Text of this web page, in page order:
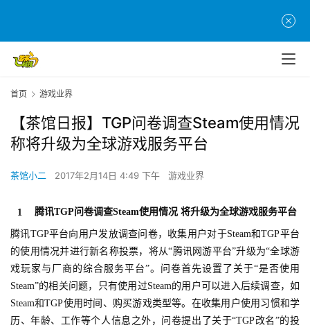
首页 游戏业界
【茶馆日报】TGP问卷调查Steam使用情况
称将升级为全球游戏服务平台
茶馆小二 2017年2月14日 4:49 下午 游戏业界
1 腾讯TGP问卷调查Steam使用情况 将升级为全球游戏服务平台
腾讯TGP平台向用户发放调查问卷，收集用户对于Steam和TGP平台
的使用情况并进行新名称投票，将从“腾讯网游平台”升级为“全球游
戏玩家与厂商的综合服务平台”。问卷首先设置了关于“是否使用
Steam”的相关问题，只有使用过Steam的用户可以进入后续调查，如
Steam和TGP使用时间、购买游戏类型等。在收集用户使用习惯和学
历、年龄、工作等个人信息之外，问卷提出了关于“TGP改名”的投